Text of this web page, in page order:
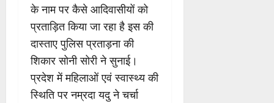
के नाम पर कैसे आदिवासीयों को
प्रताड़ित किया जा रहा है इस की
दास्ताए पुलिस प्रताड़ना की
शिकार सोनी सोरी ने सुनाई।
प्रदेश में महिलाओं एवं स्वास्थ्य की
स्थिति पर नम्रदा यदु ने चर्चा